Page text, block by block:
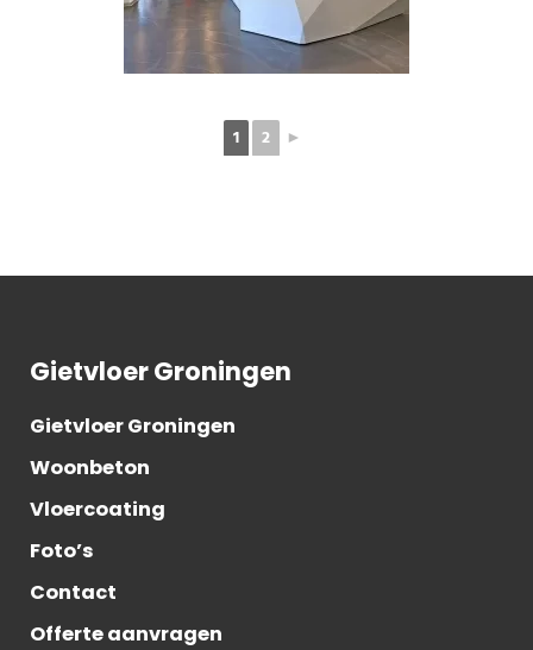
1 2 ►
Gietvloer Groningen
Gietvloer Groningen
Woonbeton
Vloercoating
Foto’s
Contact
Offerte aanvragen